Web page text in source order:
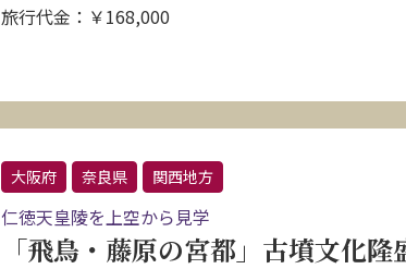
旅行代金：￥168,000
大阪府 奈良県 関西地方
仁徳天皇陵を上空から見学
「飛鳥・藤原の宮都」古墳文化隆